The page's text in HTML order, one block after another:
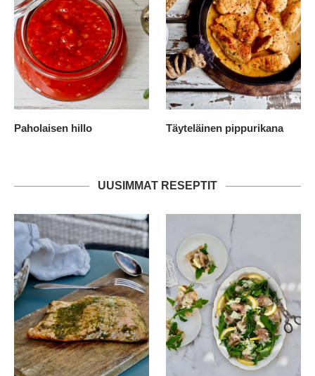
Paholaisen hillo Täyteläinen pippurikana
UUSIMMAT RESEPTIT